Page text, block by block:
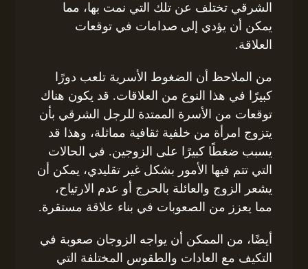
الشرقي تختلف عن تلك التي نمت بها، مما
يمكن أن يؤدي إلى صدامات في توقعات
العلاقة.
من الملاحظ أن الضغوط الأسرية تلعب دورًا
كبيرًا في هذا النوع من العلاقات. قد يكون هناك
توقعات من الأسرة الممتدة للرجل الشرقي بأن
يتزوج امرأة من خلفية ثقافية مماثلة، وهذا قد
يسبب ضغطًا كبيرًا على الزوجين. في الحالات
التي تتم فيها الأمور بشكل غير تقليدي، يمكن أن
يشعر الزوج والعائلة بالحرج أو عدم الارتياح،
مما يعزز من الصعوبات في بناء علاقة مستقرة.
أيضًا، من الممكن أن يواجه الزوجان صعوبة في
التكيف مع العادات والطقوس المختلفة التي